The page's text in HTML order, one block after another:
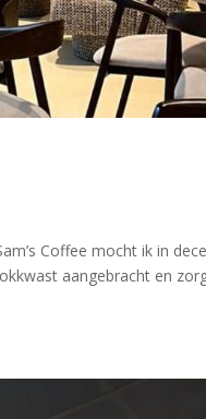
Coffee mocht ik in
aangebracht en